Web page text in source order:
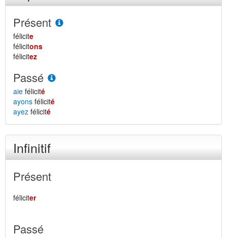
Présent
félicite
félicitons
félicitez
Passé
aie félicité
ayons félicité
ayez félicité
Infinitif
Présent
féliciter
Passé